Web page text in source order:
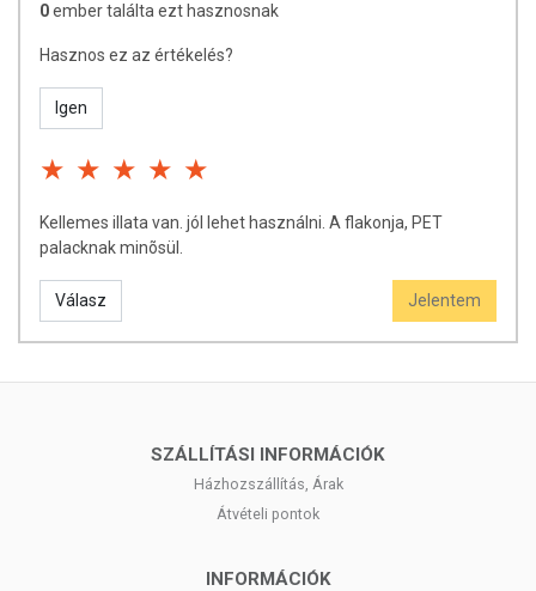
0ember találta ezt hasznosnak
Hasznos ez az értékelés?
Igen
Kellemes illata van. jól lehet használni. A flakonja, PET
palacknak minõsül.
Válasz Jelentem
SZÁLLÍTÁSI INFORMÁCIÓK
Házhozszállítás, Árak
Átvételi pontok
INFORMÁCIÓK